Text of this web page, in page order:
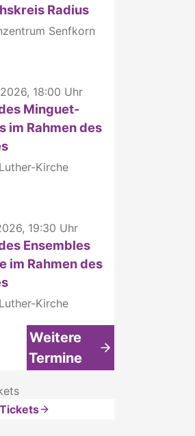
Radius
Senfkorn
18:00 Uhr
Minguet-
im Rahmen des
Kirche
19:30 Uhr
Ensembles
im Rahmen des
Kirche
Weitere
Termine
Tickets